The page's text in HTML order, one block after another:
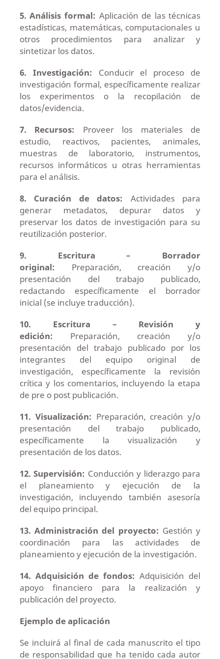
5. Análisis formal: Aplicación de las técnicas
estadísticas, matemáticas, computacionales u
otros procedimientos para analizar y
sintetizar los datos.
6. Investigación: Conducir el proceso de
investigación formal, específicamente realizar
los experimentos o la recopilación de
datos/evidencia.
7. Recursos: Proveer los materiales de
estudio, reactivos, pacientes, animales,
muestras de laboratorio, instrumentos,
recursos informáticos u otras herramientas
para el análisis.
8. Curación de datos: Actividades para
generar metadatos, depurar datos y
preservar los datos de investigación para su
reutilización posterior.
9. Escritura – Borrador
original: Preparación, creación y/o
presentación del trabajo publicado,
redactando específicamente el borrador
inicial (se incluye traducción).
10. Escritura – Revisión y
edición: Preparación, creación y/o
presentación del trabajo publicado por los
integrantes del equipo original de
investigación, específicamente la revisión
crítica y los comentarios, incluyendo la etapa
de pre o post publicación.
11. Visualización: Preparación, creación y/o
presentación del trabajo publicado,
específicamente la visualización y
presentación de los datos.
12. Supervisión: Conducción y liderazgo para
el planeamiento y ejecución de la
investigación, incluyendo también asesoría
del equipo principal.
13. Administración del proyecto: Gestión y
coordinación para las actividades de
planeamiento y ejecución de la investigación.
14. Adquisición de fondos:Adquisición del
apoyo financiero para la realización y
publicación del proyecto.
Ejemplo de aplicación
Se incluirá al final de cada manuscrito el tipo
de responsabilidad que ha tenido cada autor